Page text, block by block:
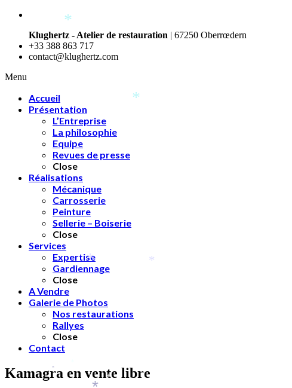
Klughertz - Atelier de restauration | 67250 Oberrœdern
+33 388 863 717
contact@klughertz.com
Menu
Accueil
Présentation
L’Entreprise
La philosophie
Equipe
Revues de presse
Close
Réalisations
Mécanique
Carrosserie
Peinture
Sellerie – Boiserie
Close
Services
Expertise
Gardiennage
Close
A Vendre
Galerie de Photos
Nos restaurations
Rallyes
Close
Contact
Kamagra en vente libre
*
*
*